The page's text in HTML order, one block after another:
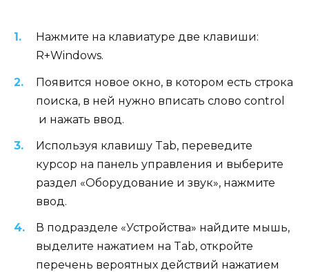
Нажмите на клавиатуре две клавиши:
R+Windows.
Появится новое окно, в котором есть строка
поиска, в ней нужно вписать слово control
и нажать ввод.
Используя клавишу Tab, переведите
курсор на панель управления и выберите
раздел «Оборудование и звук», нажмите
ввод.
В подразделе «Устройства» найдите мышь,
выделите нажатием на Tab, откройте
перечень вероятных действий нажатием